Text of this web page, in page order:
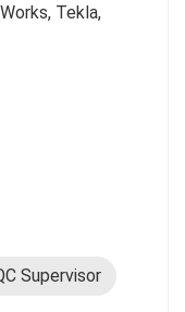
Tekla,
Supervisor